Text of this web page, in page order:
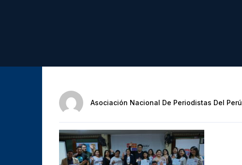
Asociación Nacional De Periodistas Del Perú